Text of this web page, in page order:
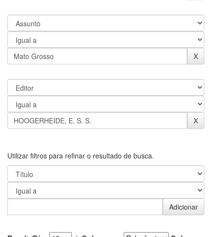
Utilizar filtros para refinar o resultado de busca.